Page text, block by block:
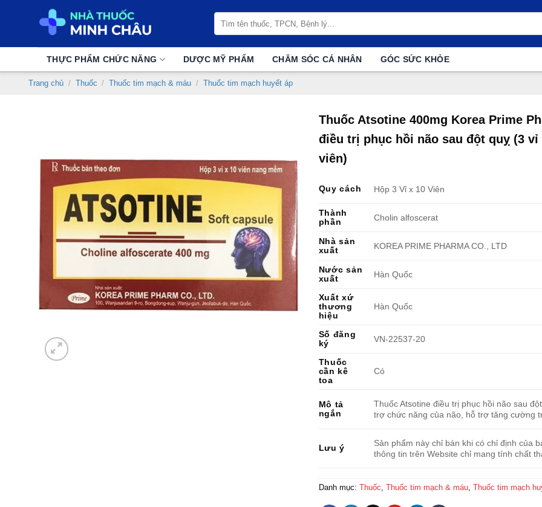
kiếm:
THỰC PHẨM CHỨC NĂNG DƯỢC MỸ PHẨM CHĂM SÓC CÁ NHÂN GÓC SỨC KHỎE
Trang chủ / Thuốc / Thuốc tim mạch & máu / Thuốc tim mạch huyết áp
Thuốc Atsotine 400mg Korea Prime
điều trị phục hồi não sau đột quỵ (3 vỉ
viên)
Quy cách Hộp 3 Vỉ x 10 Viên
Thành
phần
Cholin alfoscerat
Nhà sản
xuất
KOREA PRIME PHARMA CO., LTD
Nước sản
xuất
Hàn Quốc
Xuất xứ
thương
hiệu
Hàn Quốc
Số đăng
ký
VN-22537-20
Thuốc
cần kê
toa
Có
Mô tả
ngắn
Thuốc Atsotine điều trị phục hồi não sau
trợ chức năng của não, hỗ trợ tăng cường
Lưu ý
Sản phẩm này chỉ bán khi có chỉ định của
thông tin trên Website chỉ mang tính chất
Danh mục: Thuốc, Thuốc tim mạch & máu, Thuốc tim mạch